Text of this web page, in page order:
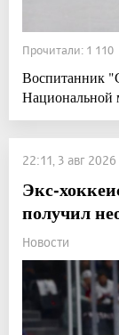
Прочитали: 1
Воспитанник
Национальной
22:11, 3 авг 2026
Экс-
получил
Новости